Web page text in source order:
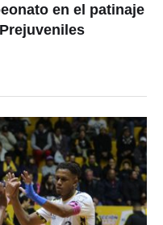
en el patinaje